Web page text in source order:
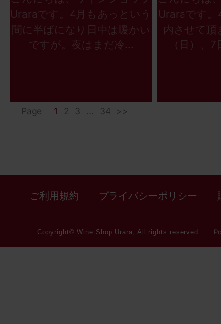
Uraraです。4月もあっという
間に半ばになり日中は暖かい
ですが。夜はまだ冷...
Uraraです。
内させて頂
（日）、
Page 1 2 3 ... 34 >>
ご利用規約 プライバシーポリシー
Copyright© Wine Shop Urara, All rights reserved.